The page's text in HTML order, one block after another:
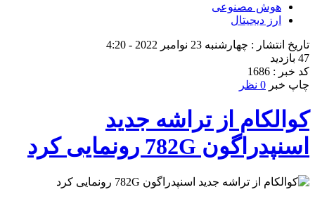
هوش مصنوعی
ارز دیجیتال
تاریخ انتشار : چهارشنبه 23 نوامبر 2022 - 4:20
47 بازدید
کد خبر : 1686
چاپ خبر 0 نظر
کوالکام از تراشه جدید
اسنپدراگون 782G رونمایی کرد